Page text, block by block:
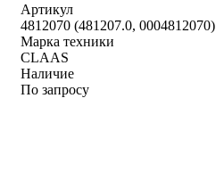
Артикул
4812070 (481207.0, 0004812070)
Марка техники
CLAAS
Наличие
По запросу